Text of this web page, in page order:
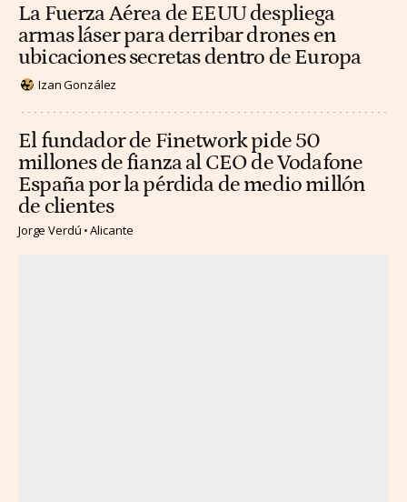
La Fuerza Aérea de EEUU despliega
armas láser para derribar drones en
ubicaciones secretas dentro de Europa
Izan González
El fundador de Finetwork pide 50
millones de fianza al CEO de Vodafone
España por la pérdida de medio millón
de clientes
Jorge Verdú Alicante